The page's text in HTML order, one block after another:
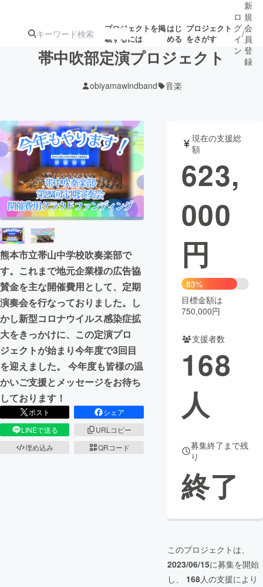
プロジェクトを掲
載するには
はじ
める
プロジェクト
をさがす
アート・写真
テクノロジー・ガジェット ゲーム・サ
映像・映画 書籍・雑誌
ビジネス・起業
まちづくり・地域活性化
CAMPFIRE for Social Good
CAMPFIREふるさと納税
コミュニティ
ロ
グ
イ
ン
/
新
規
会
員
登
録
帯中吹部定演プロジェクト
obiyamawindband 音楽
熊本市立帯山中学校吹奏楽部で
す。これまで地元企業様の広告協
賛金を主な開催費用として、定期
演奏会を行なっておりました。し
かし新型コロナウイルス感染症拡
大をきっかけに、この定演プロ
ジェクトが始まり今年度で3回目
を迎えました。 今年度も皆様の温
かいご支援とメッセージをお待ち
しております！
ポスト
シェア
LINEで送る
URLコピー
埋め込み
QRコード
現在の支援総
額
623,
000
円
83%
目標金額は
750,000円
支援者数
168
人
募集終了まで残
り
終了
このプロジェクトは、
2023/06/15に募集を開始
し、 168人の支援により